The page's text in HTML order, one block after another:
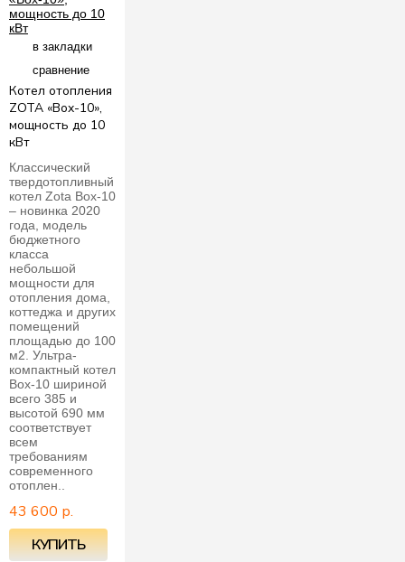
в закладки
сравнение
Котел отопления
ZOTA «Box-10»,
мощность до 10
кВт
Классический
твердотопливный
котел Zota Box-10
– новинка 2020
года, модель
бюджетного
класса
небольшой
мощности для
отопления дома,
коттеджа и других
помещений
площадью до 100
м2. Ультра-
компактный котел
Box-10 шириной
всего 385 и
высотой 690 мм
соответствует
всем
требованиям
современного
отоплен..
43 600 р.